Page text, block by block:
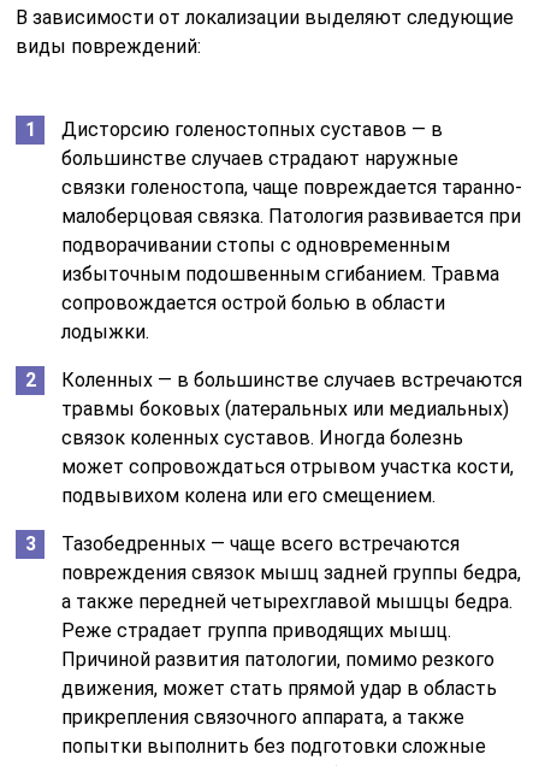
В зависимости от локализации выделяют следующие
виды повреждений:
Дисторсию голеностопных суставов — в
большинстве случаев страдают наружные
связки голеностопа, чаще повреждается таранно-
малоберцовая связка. Патология развивается при
подворачивании стопы с одновременным
избыточным подошвенным сгибанием. Травма
сопровождается острой болью в области
лодыжки.
Коленных — в большинстве случаев встречаются
травмы боковых (латеральных или медиальных)
связок коленных суставов. Иногда болезнь
может сопровождаться отрывом участка кости,
подвывихом колена или его смещением.
Тазобедренных — чаще всего встречаются
повреждения связок мышц задней группы бедра,
а также передней четырехглавой мышцы бедра.
Реже страдает группа приводящих мышц.
Причиной развития патологии, помимо резкого
движения, может стать прямой удар в область
прикрепления связочного аппарата, а также
попытки выполнить без подготовки сложные